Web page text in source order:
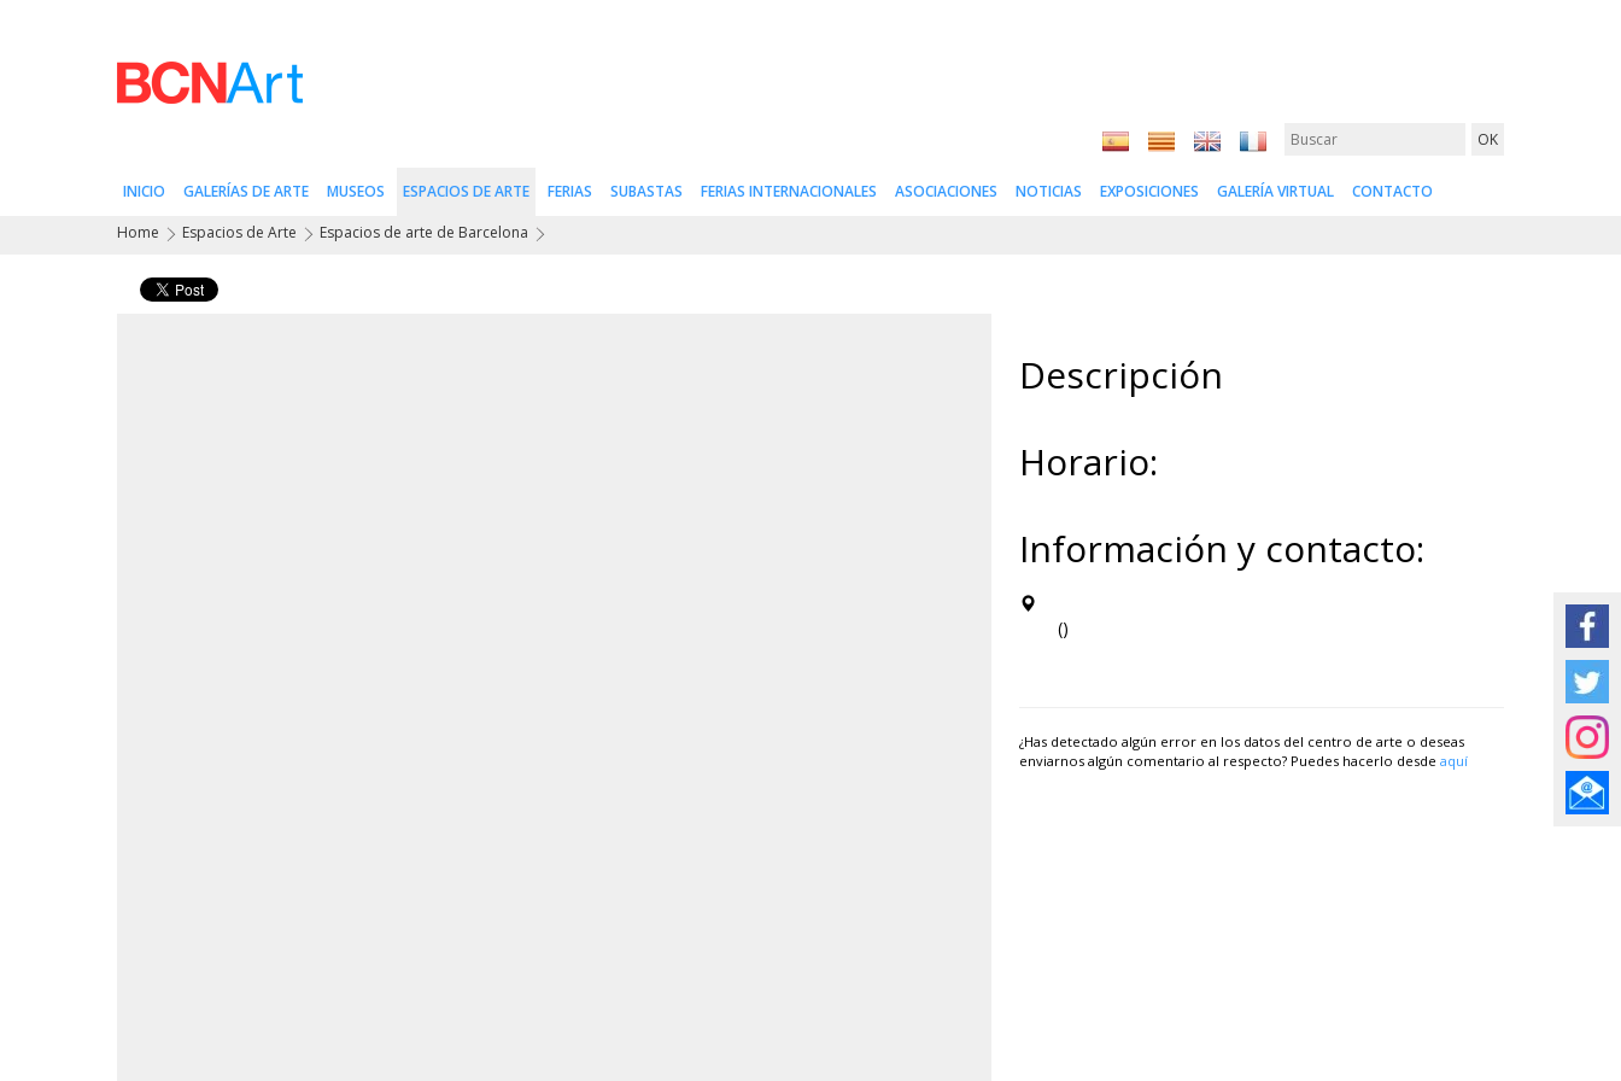
INICIO GALERÍAS DE ARTE MUSEOS ESPACIOS DE ARTE FERIAS SUBASTAS FERIAS INTERNACIONALES ASOCIACIONES NOTICIAS EXPOSICIONES GALERÍA VIRTUAL
CONTACTO
Home
Espacios de Arte Espacios de arte de Barcelona
Descripción
Horario:
Información y contacto:
()
¿Has detectado algún error en los datos del centro de arte o deseas
enviarnos algún comentario al respecto? Puedes hacerlo desde aquí